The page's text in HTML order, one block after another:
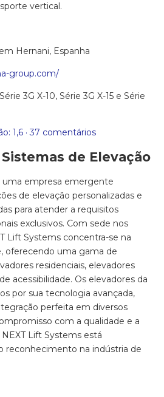
vertical.
Hernani, Espanha
group.com/
Série 3G X-10, Série 3G X-15 e Série
1,6 · 37 comentários
Sistemas de Elevação
uma empresa emergente
de elevação personalizadas e
para atender a requisitos
exclusivos. Com sede nos
Lift Systems concentra-se na
oferecendo uma gama de
residenciais, elevadores
acessibilidade. Os elevadores da
por sua tecnologia avançada,
perfeita em diversos
com a qualidade e a
Lift Systems está
reconhecimento na indústria de